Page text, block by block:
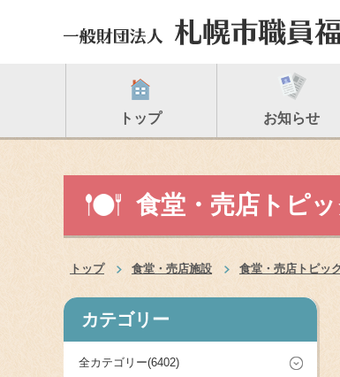
トップ お知らせ
食堂・売店トピ
トップ 食堂・売店施設 食堂・売店トピッ
カテゴリー
全カテゴリー(6402)